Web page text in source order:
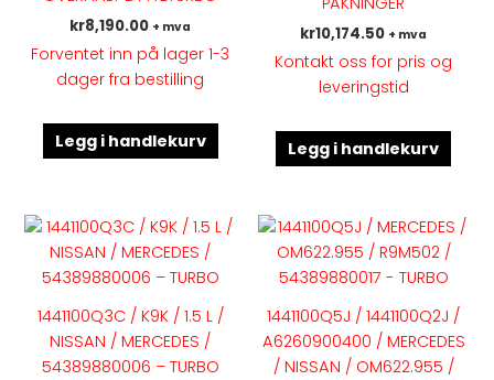
kr8,190.00 + mva
Forventet inn på lager 1-3
dager fra bestilling
Legg i handlekurv
kr10,174.50 + mva
Kontakt oss for pris og
leveringstid
Legg i handlekurv
1441100Q3C / K9K / 1.5 L /
NISSAN / MERCEDES /
54389880006 – TURBO
Dette
produktet
har
flere
varianter.
Alternativene
1441100Q5J / 1441100Q2J /
A6260900400 / MERCEDES
/ NISSAN / OM622.955 /
Dette
har
flere